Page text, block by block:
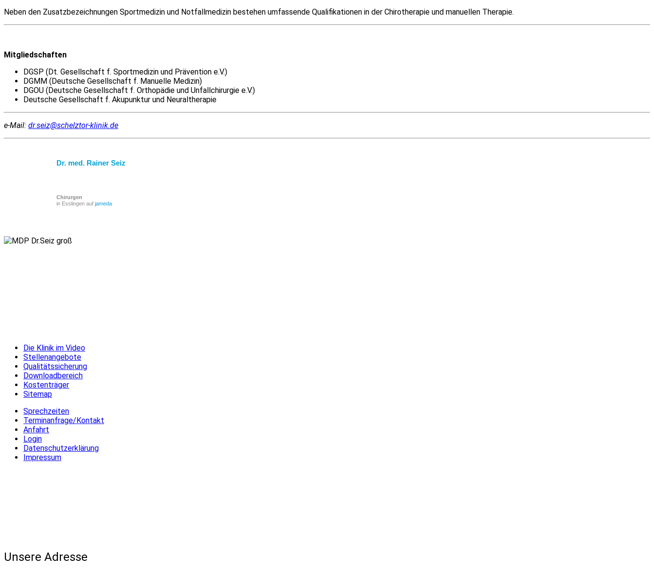
Neben den Zusatzbezeichnungen Sportmedizin und Notfallmedizin bestehen umfassende Qualifikationen in der Chirotherapie und manuellen Therapie.
Mitgliedschaften
DGSP (Dt. Gesellschaft f. Sportmedizin und Prävention e.V.)
DGMM (Deutsche Gesellschaft f. Manuelle Medizin)
DGOU (Deutsche Gesellschaft f. Orthopädie und Unfallchirurgie e.V.)
Deutsche Gesellschaft f. Akupunktur und Neuraltherapie
e-Mail: dr.seiz@schelztor-klinik.de
Dr. med. Rainer Seiz
Chirurgen
in Esslingen auf jameda
Die Klinik im Video
Stellenangebote
Qualitätssicherung
Downloadbereich
Kostenträger
Sitemap
Sprechzeiten
Terminanfrage/Kontakt
Anfahrt
Login
Datenschutzerklärung
Impressum
Unsere Adresse